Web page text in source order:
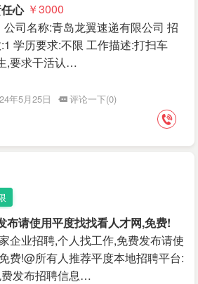
心 ￥3000
司名称:青岛龙翼速递有限公司 招
学历要求:不限 工作描述:打扫车
,要求干活认…
年5月25日
评论一下(0)
布请使用平度找找看人才网,免费!
企业招聘,个人找工作,免费发布请使
费!@所有人推荐平度本地招聘平台:
发布招聘信息…